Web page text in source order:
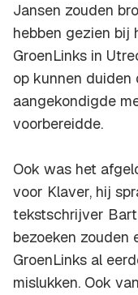
Jansen zouden
hebben gezien bij
GroenLinks in
op kunnen
aangekondigde
voorbereidde.
Ook was het
voor Klaver, hij
tekstschrijver Bart
bezoeken zouden
GroenLinks al
mislukken. Ook